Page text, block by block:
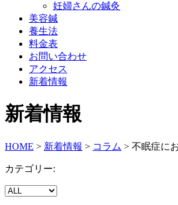
妊婦さんの鍼灸
美容鍼
養生法
料金表
お問い合わせ
アクセス
新着情報
新着情報
HOME > 新着情報 > コラム > 不眠症に
カテゴリー: